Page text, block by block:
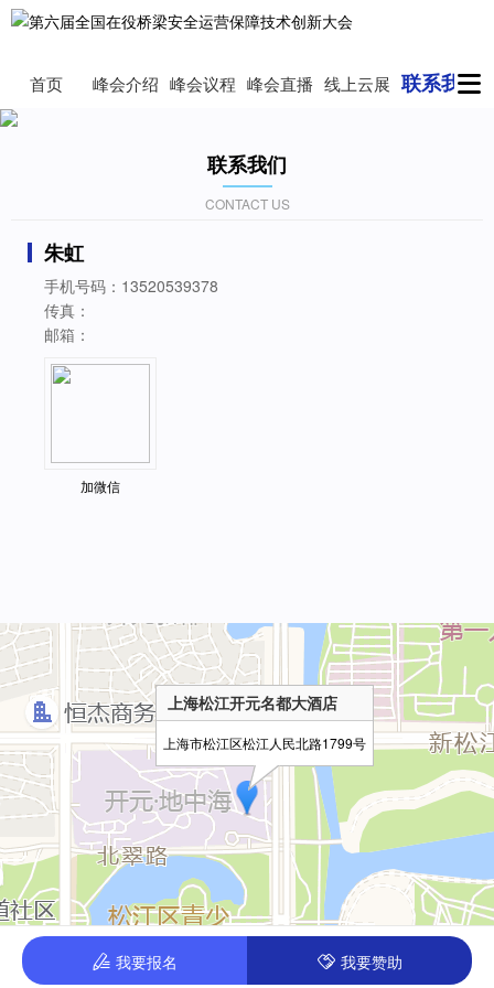
首页 峰会介绍 峰会议程 峰会直播 线上云展 联系我们
联系我们
CONTACT US
朱虹
手机号码：13520539378
传真：
邮箱：
加微信
上海松江开元名都大酒店
上海市松江区松江人民北路1799号
我要报名 我要赞助